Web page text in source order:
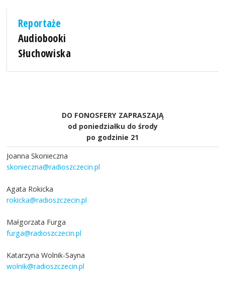
Reportaże
Audiobooki
Słuchowiska
DO FONOSFERY ZAPRASZAJĄ
od poniedziałku do środy
po godzinie 21
Joanna Skonieczna
skonieczna@radioszczecin.pl
Agata Rokicka
rokicka@radioszczecin.pl
Małgorzata Furga
furga@radioszczecin.pl
Katarzyna Wolnik-Sayna
wolnik@radioszczecin.pl